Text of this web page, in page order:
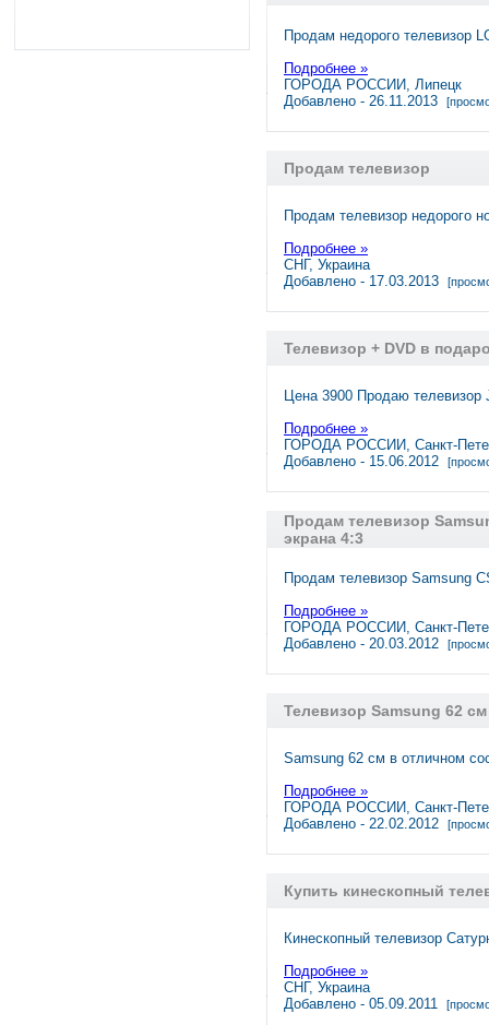
Продам недорого телевизор
Подробнее »
ГОРОДА РОССИИ, Липецк
Добавлено - 26.11.2013
Продам телевизор
Продам телевизор недорого
Подробнее »
СНГ, Украина
Добавлено - 17.03.2013
Телевизор + DVD в
Цена 3900 Продаю телевизор
Подробнее »
ГОРОДА РОССИИ, Санкт-
Добавлено - 15.06.2012
Продам телевизор
экрана 4:3
Продам телевизор Samsung
Подробнее »
ГОРОДА РОССИИ, Санкт-
Добавлено - 20.03.2012
Телевизор Samsung 62
Samsung 62 см в отличном
Подробнее »
ГОРОДА РОССИИ, Санкт-
Добавлено - 22.02.2012
Купить кинескопный
Кинескопный телевизор
Подробнее »
СНГ, Украина
Добавлено - 05.09.2011